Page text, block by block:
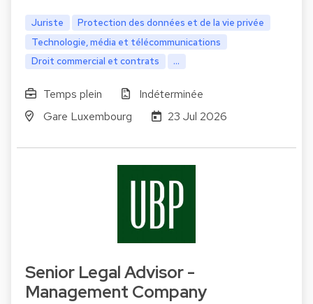
Juriste
Protection des données et de la vie privée
Technologie, média et télécommunications
Droit commercial et contrats
...
Temps plein
Indéterminée
Gare Luxembourg
23 Jul 2026
Senior Legal Advisor -
Management Company